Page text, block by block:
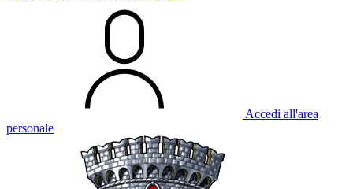
Accedi all'area
personale